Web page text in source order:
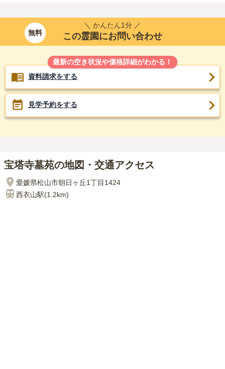
無料
＼ かんたん1分 ／
この霊園にお問い合わせ
最新の空き状況や価格詳細がわかる！
資料請求をする
見学予約をする
宝塔寺墓苑の地図・交通アクセス
愛媛県松山市朝日ヶ丘1丁目1424
西衣山駅(1.2km)